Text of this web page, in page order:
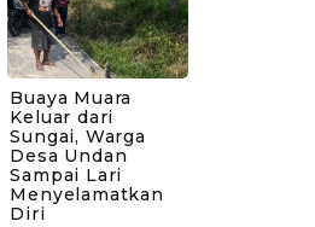
Buaya Muara
Keluar dari
Sungai, Warga
Desa Undan
Sampai Lari
Menyelamatkan
Diri